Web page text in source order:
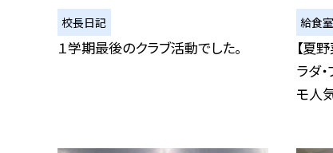
校長日記
１学期最後のクラブ活動でした。
給食
【夏
ラダ
モ人